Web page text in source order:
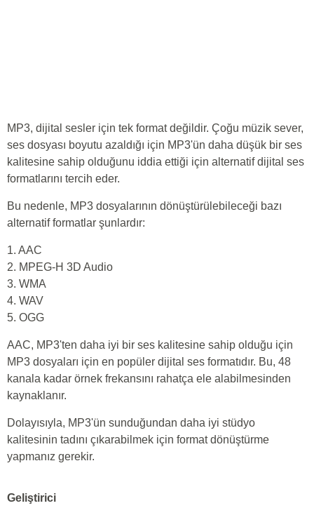
MP3, dijital sesler için tek format değildir. Çoğu müzik sever,
ses dosyası boyutu azaldığı için MP3'ün daha düşük bir ses
kalitesine sahip olduğunu iddia ettiği için alternatif dijital ses
formatlarını tercih eder.
Bu nedenle, MP3 dosyalarının dönüştürülebileceği bazı
alternatif formatlar şunlardır:
1. AAC
2. MPEG-H 3D Audio
3. WMA
4. WAV
5. OGG
AAC, MP3'ten daha iyi bir ses kalitesine sahip olduğu için
MP3 dosyaları için en popüler dijital ses formatıdır. Bu, 48
kanala kadar örnek frekansını rahatça ele alabilmesinden
kaynaklanır.
Dolayısıyla, MP3'ün sunduğundan daha iyi stüdyo
kalitesinin tadını çıkarabilmek için format dönüştürme
yapmanız gerekir.
Geliştirici